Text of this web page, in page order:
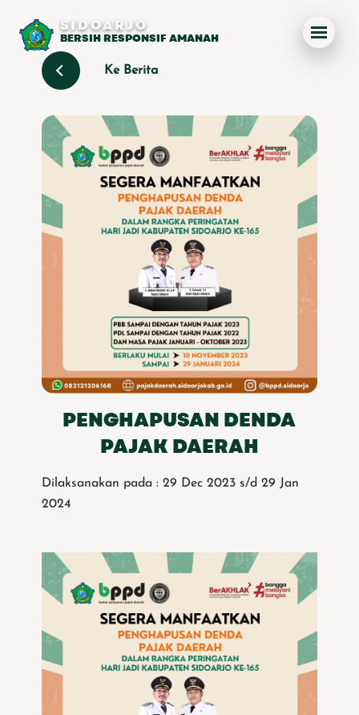
SIDOARJO
BERSIH RESPONSIF AMANAH
Ke Berita
PENGHAPUSAN DENDA
PAJAK DAERAH
Dilaksanakan pada : 29 Dec 2023 s/d 29 Jan
2024